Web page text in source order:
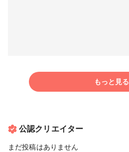
もっと見る
公認クリエイター
まだ投稿はありません